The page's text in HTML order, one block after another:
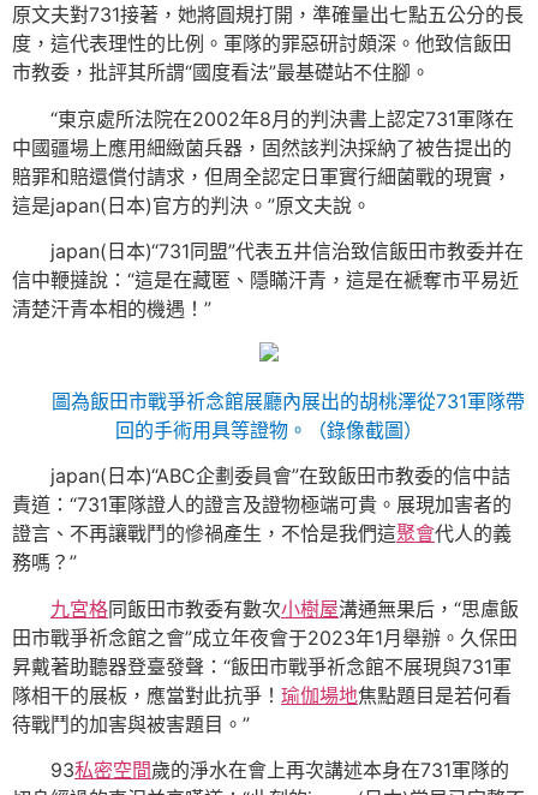
原文夫對731接著，她將圓規打開，準確量出七點五公分的長
度，這代表理性的比例。軍隊的罪惡研討頗深。他致信飯田
市教委，批評其所謂“國度看法”最基礎站不住腳。
“東京處所法院在2002年8月的判決書上認定731軍隊在
中國疆場上應用細緻菌兵器，固然該判決採納了被告提出的
賠罪和賠還償付請求，但周全認定日軍實行細菌戰的現實，
這是japan(日本)官方的判決。”原文夫說。
japan(日本)“731同盟”代表五井信治致信飯田市教委并在
信中鞭撻說：“這是在藏匿、隱瞞汗青，這是在褫奪市平易近
清楚汗青本相的機遇！”
圖為飯田市戰爭祈念館展廳內展出的胡桃澤從731軍隊帶
回的手術用具等證物。（錄像截圖）
japan(日本)“ABC企劃委員會”在致飯田市教委的信中詰
責道：“731軍隊證人的證言及證物極端可貴。展現加害者的
證言、不再讓戰鬥的慘禍產生，不恰是我們這聚會代人的義
務嗎？”
九宮格同飯田市教委有數次小樹屋溝通無果后，“思慮飯
田市戰爭祈念館之會”成立年夜會于2023年1月舉辦。久保田
昇戴著助聽器登臺發聲：“飯田市戰爭祈念館不展現與731軍
隊相干的展板，應當對此抗爭！ 瑜伽場地焦點題目是若何看
待戰鬥的加害與被害題目。”
93私密空間歲的淨水在會上再次講述本身在731軍隊的